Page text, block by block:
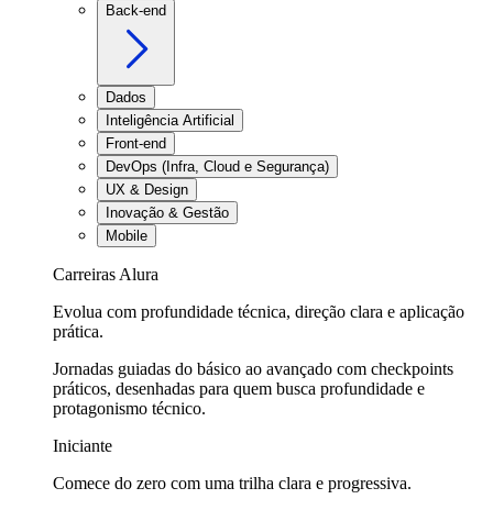
Back-end
Dados
Inteligência Artificial
Front-end
DevOps (Infra, Cloud e Segurança)
UX & Design
Inovação & Gestão
Mobile
Carreiras Alura
Evolua com profundidade técnica, direção clara e aplicação
prática.
Jornadas guiadas do básico ao avançado com checkpoints
práticos, desenhadas para quem busca profundidade e
protagonismo técnico.
Iniciante
Comece do zero com uma trilha clara e progressiva.